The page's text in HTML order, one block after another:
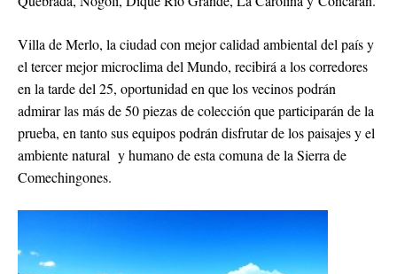
Villa de Merlo, la ciudad con mejor calidad ambiental del país y
el tercer mejor microclima del Mundo, recibirá a los corredores
en la tarde del 25, oportunidad en que los vecinos podrán
admirar las más de 50 piezas de colección que participarán de la
prueba, en tanto sus equipos podrán disfrutar de los paisajes y el
ambiente natural y humano de esta comuna de la Sierra de
Comechingones.